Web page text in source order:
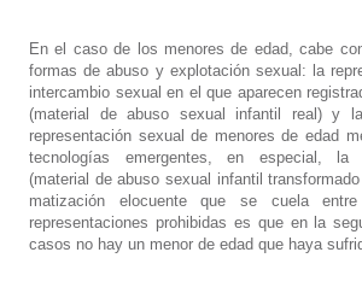
En el caso de los menores de edad, cabe
formas de abuso y explotación sexual: la
intercambio sexual en el que aparecen
(material de abuso sexual infantil real) y
representación sexual de menores de edad
tecnologías emergentes, en especial, la
(material de abuso sexual infantil transformado
matización elocuente que se cuela
representaciones prohibidas es que en la
casos no hay un menor de edad que haya